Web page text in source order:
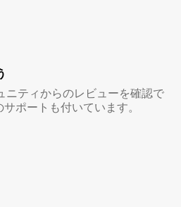
ニティからのレビューを確認で
ポートも付いています。